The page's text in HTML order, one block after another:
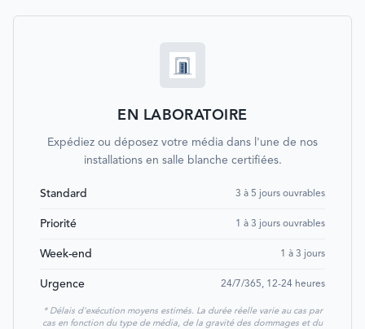
EN LABORATOIRE
Expédiez ou déposez votre média dans l'une de nos
installations en salle blanche certifiées.
Standard 3 à 5 jours ouvrables
Priorité 1 à 3 jours ouvrables
Week-end 1 à 3 jours
Urgence 24/7/365, 12-24 heures
* Délais d'exécution moyens estimés. La durée réelle varie au cas par
cas en fonction du type de média, de la gravité des dommages et du